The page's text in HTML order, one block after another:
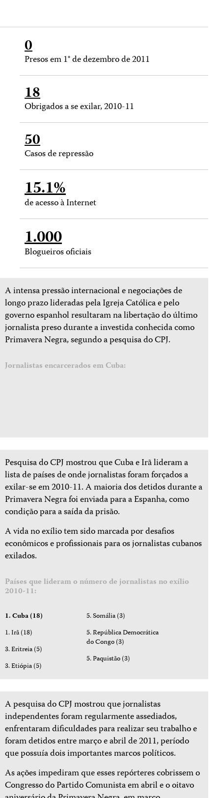
0
Presos em 1° de dezembro de 2011
18
Obrigados a se exilar, 2010-11
50
Casos de repressão
15.1%
de acesso à Internet
1.000
Blogueiros oficiais
A intensa pressão internacional e negociações de
longo prazo lideradas pela Igreja Católica e pelo
governo espanhol resultaram na libertação do último
jornalista preso durante a investida conhecida como
Primavera Negra, segundo a pesquisa do CPJ.
Jornalistas encarcerados em Cuba:
Pesquisa do CPJ mostrou que Cuba e Irã lideram a
lista de países de onde jornalistas foram forçados a
exilar-se em 2010-11. A maioria dos detidos durante a
Primavera Negra foi enviada para a Espanha, como
condição para a saída da prisão.
A vida no exílio tem sido marcada por desafios
econômicos e profissionais para os jornalistas cubanos
exilados.
Países que lideram o número de jornalistas no exílio
2010-11:
1. Cuba (18)
1. Irã (18)
3. Eritreia (5)
3. Etiópia (5)
5. Somália (3)
5. República Democrática
do Congo (3)
5. Paquistão (3)
A pesquisa do CPJ mostrou que jornalistas
independentes foram regularmente assediados,
enfrentaram dificuldades para realizar seu trabalho e
foram detidos entre março e abril de 2011, período
que possuía dois importantes marcos políticos.
As ações impediram que esses repórteres cobrissem o
Congresso do Partido Comunista em abril e o oitavo